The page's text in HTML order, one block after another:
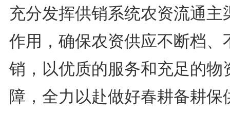
充分发挥供销系统农资流通主
作用，确保农资供应不断档、
销，以优质的服务和充足的物
障，全力以赴做好春耕备耕保